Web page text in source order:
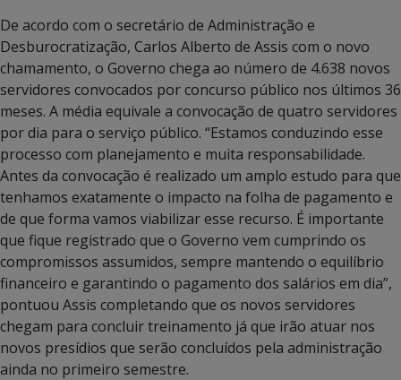
De acordo com o secretário de Administração e
Desburocratização, Carlos Alberto de Assis com o novo
chamamento, o Governo chega ao número de 4.638 novos
servidores convocados por concurso público nos últimos 36
meses. A média equivale a convocação de quatro servidores
por dia para o serviço público. “Estamos conduzindo esse
processo com planejamento e muita responsabilidade.
Antes da convocação é realizado um amplo estudo para que
tenhamos exatamente o impacto na folha de pagamento e
de que forma vamos viabilizar esse recurso. É importante
que fique registrado que o Governo vem cumprindo os
compromissos assumidos, sempre mantendo o equilíbrio
financeiro e garantindo o pagamento dos salários em dia”,
pontuou Assis completando que os novos servidores
chegam para concluir treinamento já que irão atuar nos
novos presídios que serão concluídos pela administração
ainda no primeiro semestre.